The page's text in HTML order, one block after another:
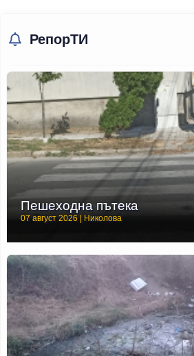
РепорТИ
Пешеходна пътека
07 август 2026 | Николова